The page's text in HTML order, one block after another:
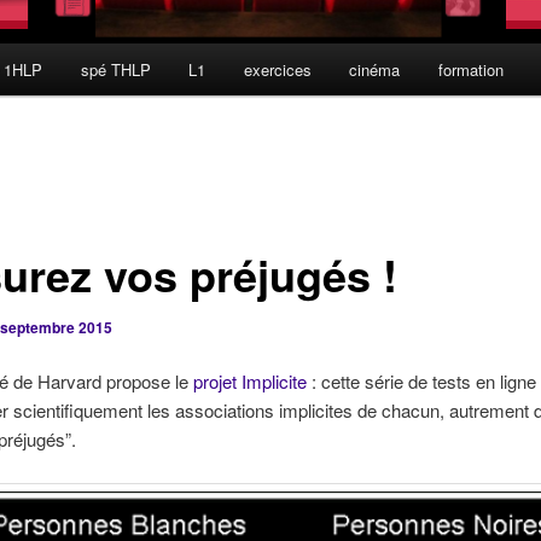
spé THLP L1 exercices cinéma formation
vos préjugés !
2015
de Harvard propose leprojet Implicite: cette série de tests en ligne
scientifiquement les associations implicites de chacun, autrement